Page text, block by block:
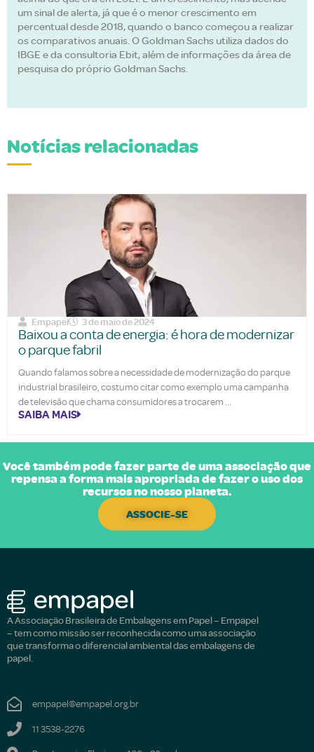
um sinal de alerta, já que é o menor crescimento em
percentual desde 2018, quando o banco começou a realizar
os comparativos anuais. O Goldman Sachs utiliza dados do
IBGE e da consultoria Ebit, além de informações da área de
pesquisa do próprio Goldman Sachs.
Notícias relacionadas
Empapel 3 de maio de 2024
Baixou a conta de energia: é hora de modernizar
o parque fabril
Quando falamos sobre a necessidade de modernização do parque
industrial brasileiro, costumo citar como exemplo uma campanha
de televisão que chama consumidores a trocarem
SAIBA MAIS
Você também pode fazer parte de uma associação que
repensa a forma mais apropriada de fazer o uso dos
recursos no nosso planeta.
ASSOCIE-SE
A Associação Brasileira de Embalagens em Papel – Empapel
– tem como missão ser reconhecida como uma associação
que transforma o diferencial ambiental das embalagens de
papel.
empapel@empapel.org.br
11 3538-2276